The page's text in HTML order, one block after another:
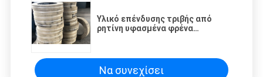
Υλικό επένδυσης τριβής από
ρητίνη υφασμένα φρένα
Να συνεχίσει